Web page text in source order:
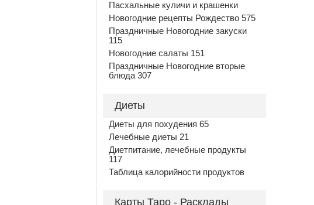
Пасхальные куличи и крашенки
Новогодние рецепты Рождество 575
Праздничные Новогодние закуски
115
Новогодние салаты 151
Праздничные Новогодние вторые
блюда 307
Диеты
Диеты для похудения 65
Лечебные диеты 21
Диетпитание, лечебные продукты
117
Таблица калорийности продуктов
Карты Таро - Расклады